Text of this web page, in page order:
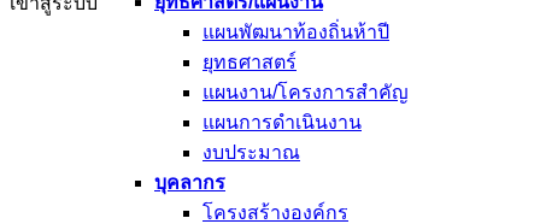
แผนพัฒนาท้องถิ่นห้าปี
ยุทธศาสตร์
แผนงาน/โครงการสำคัญ
แผนการดำเนินงาน
งบประมาณ
บุคลากร
โครงสร้างองค์กร